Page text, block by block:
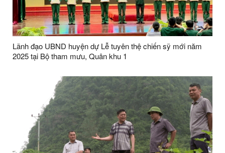
Lãnh đạo UBND huyện dự Lễ tuyên thệ chiến sỹ mới năm
2025 tại Bộ tham mưu, Quân khu 1